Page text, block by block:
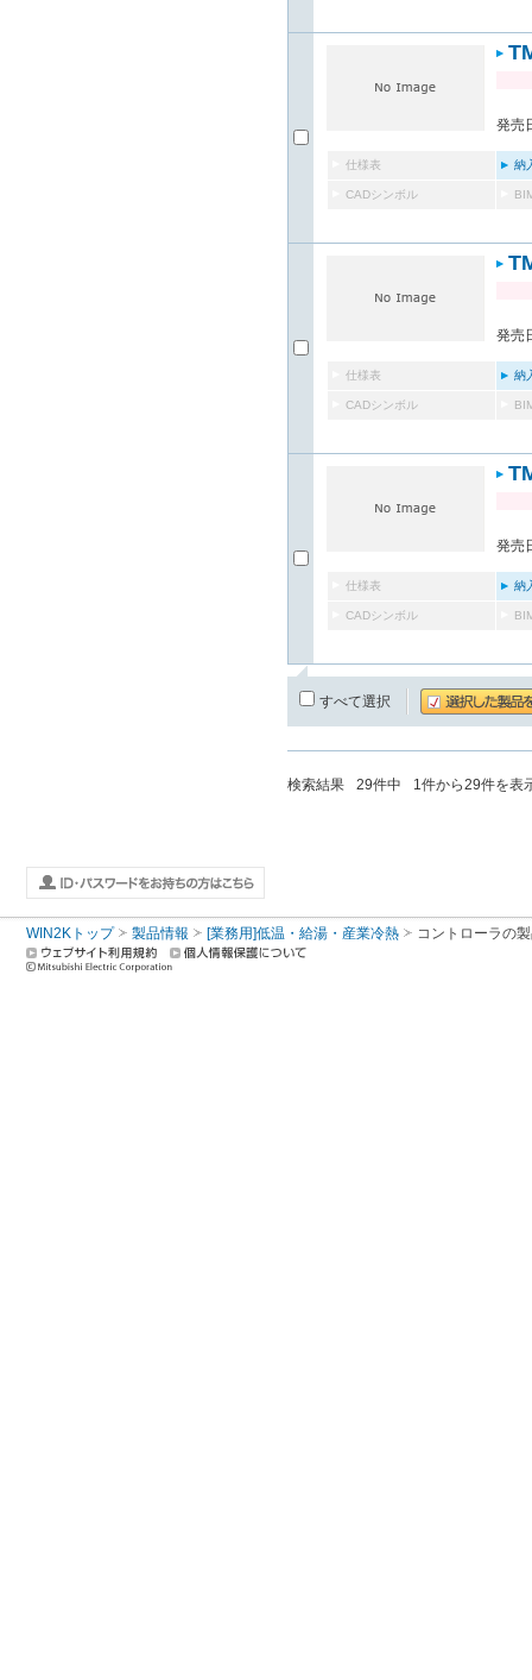
発売
仕様表 納
CADシンボル
発売
仕様表 納
CADシンボル
発売
仕様表 納
CADシンボル
すべて選択
検索結果 29件中 1件から29件を表
WIN2Kトップ 製品情報 [業務用]低温・給湯・産業冷熱 コントローラの